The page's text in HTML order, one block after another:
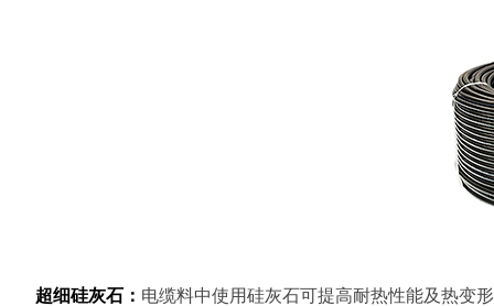
超细硅灰石： 电缆料中使用硅灰石可提高耐热性能及热变